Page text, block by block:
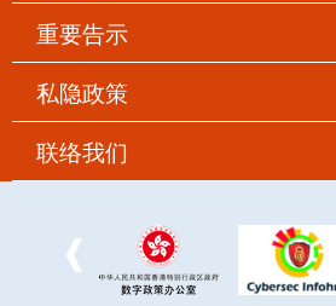
重要告示
私隐政策
联络我们